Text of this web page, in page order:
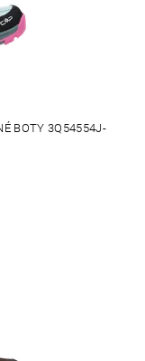
BOTY 3Q54554J-